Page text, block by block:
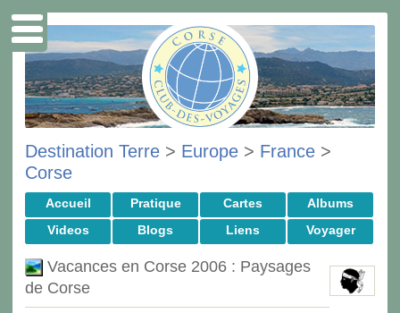
Destination Terre > Europe > France >
Corse
Accueil Pratique Cartes
Albums
Videos
Blogs Liens Voyager
Vacances en Corse 2006 : Paysages
de Corse